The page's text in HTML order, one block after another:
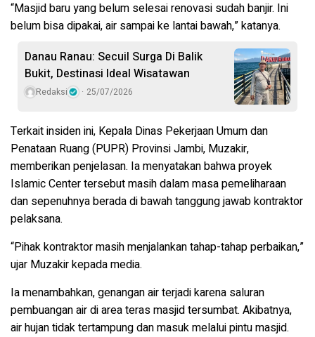
“Masjid baru yang belum selesai renovasi sudah banjir. Ini
belum bisa dipakai, air sampai ke lantai bawah,” katanya.
Danau Ranau: Secuil Surga Di Balik
Bukit, Destinasi Ideal Wisatawan
Redaksi 25/07/2026
Terkait insiden ini, Kepala Dinas Pekerjaan Umum dan
Penataan Ruang (PUPR) Provinsi Jambi, Muzakir,
memberikan penjelasan. Ia menyatakan bahwa proyek
Islamic Center tersebut masih dalam masa pemeliharaan
dan sepenuhnya berada di bawah tanggung jawab kontraktor
pelaksana.
“Pihak kontraktor masih menjalankan tahap-tahap perbaikan,”
ujar Muzakir kepada media.
Ia menambahkan, genangan air terjadi karena saluran
pembuangan air di area teras masjid tersumbat. Akibatnya,
air hujan tidak tertampung dan masuk melalui pintu masjid.